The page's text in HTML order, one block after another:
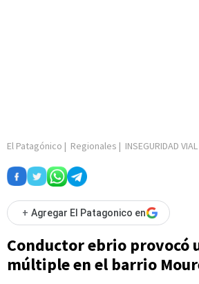
El Patagónico | Regionales | INSEGURIDAD VIAL
+ Agregar El Patagonico en
Conductor ebrio provocó
múltiple en el barrio